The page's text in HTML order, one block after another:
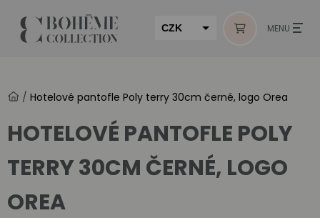
CZK
MUR
MENU
/ Hotelové pantofle Poly terry 30cm černé, logo Orea
HOTELOVÉ PANTOFLE POLY
TERRY 30CM ČERNÉ, LOGO
OREA